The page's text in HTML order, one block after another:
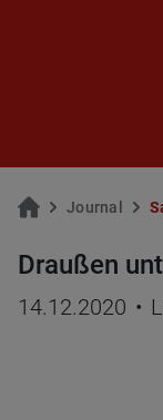
Jour­nal
Draußen
14.12.2020 •